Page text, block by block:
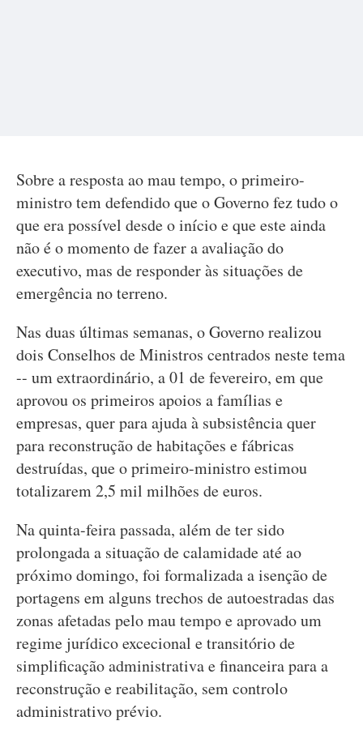
Sobre a resposta ao mau tempo, o primeiro-
ministro tem defendido que o Governo fez tudo o
que era possível desde o início e que este ainda
não é o momento de fazer a avaliação do
executivo, mas de responder às situações de
emergência no terreno.
Nas duas últimas semanas, o Governo realizou
dois Conselhos de Ministros centrados neste tema
-- um extraordinário, a 01 de fevereiro, em que
aprovou os primeiros apoios a famílias e
empresas, quer para ajuda à subsistência quer
para reconstrução de habitações e fábricas
destruídas, que o primeiro-ministro estimou
totalizarem 2,5 mil milhões de euros.
Na quinta-feira passada, além de ter sido
prolongada a situação de calamidade até ao
próximo domingo, foi formalizada a isenção de
portagens em alguns trechos de autoestradas das
zonas afetadas pelo mau tempo e aprovado um
regime jurídico excecional e transitório de
simplificação administrativa e financeira para a
reconstrução e reabilitação, sem controlo
administrativo prévio.